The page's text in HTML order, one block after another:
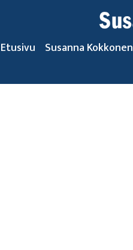
Etusivu Susanna Kokkonen